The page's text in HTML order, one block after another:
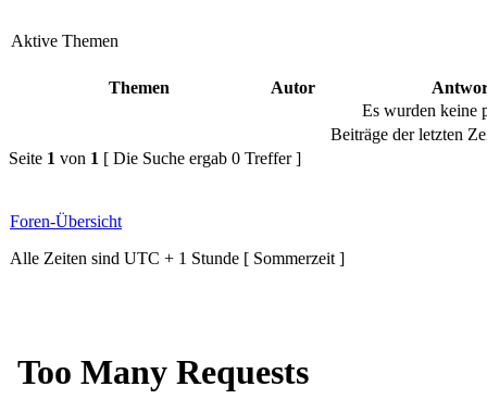
Aktive Themen
Themen Autor
Es wurden keine
Beiträge der letzten
Seite 1 von 1 [ Die Suche ergab 0 Treffer ]
Foren-Übersicht
Alle Zeiten sind UTC + 1 Stunde [ Sommerzeit ]